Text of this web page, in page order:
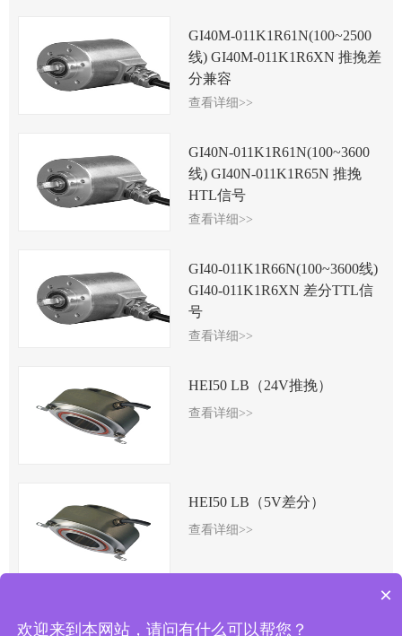
GI40M-011K1R61N(100~2500
线) GI40M-011K1R6XN 推挽差
分兼容
查看详细>>
GI40N-011K1R61N(100~3600
线) GI40N-011K1R65N 推挽
HTL信号
查看详细>>
GI40-011K1R66N(100~3600线)
GI40-011K1R6XN 差分TTL信
号
查看详细>>
HEI50 LB（24V推挽）
查看详细>>
HEI50 LB（5V差分）
查看详细>>
×
欢迎来到本网站，请问有什么可以帮您？